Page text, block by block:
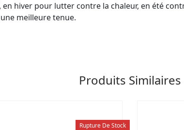
hiver pour lutter contre la chaleur, en été
meilleure tenue.
Produits Similaires
Rupture De Stock